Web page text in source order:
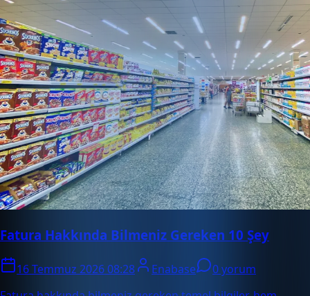
Fatura Hakkında Bilmeniz Gereken 10 Şey
16 Temmuz 2026 08:28 Enabase
0 yorum